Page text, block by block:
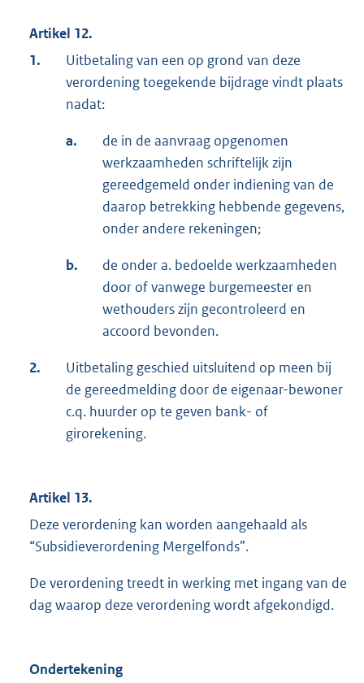
Artikel 12.
1.
Uitbetaling van een op grond van deze
verordening toegekende bijdrage vindt plaats
nadat:
a.
de in de aanvraag opgenomen
werkzaamheden schriftelijk zijn
gereedgemeld onder indiening van de
daarop betrekking hebbende gegevens,
onder andere rekeningen;
b.
de onder a. bedoelde werkzaamheden
door of vanwege burgemeester en
wethouders zijn gecontroleerd en
accoord bevonden.
2.
Uitbetaling geschied uitsluitend op meen bij
de gereedmelding door de eigenaar-bewoner
c.q. huurder op te geven bank- of
girorekening.
Artikel 13.
Deze verordening kan worden aangehaald als
“Subsidieverordening Mergelfonds”.
De verordening treedt in werking met ingang van de
dag waarop deze verordening wordt afgekondigd.
Ondertekening